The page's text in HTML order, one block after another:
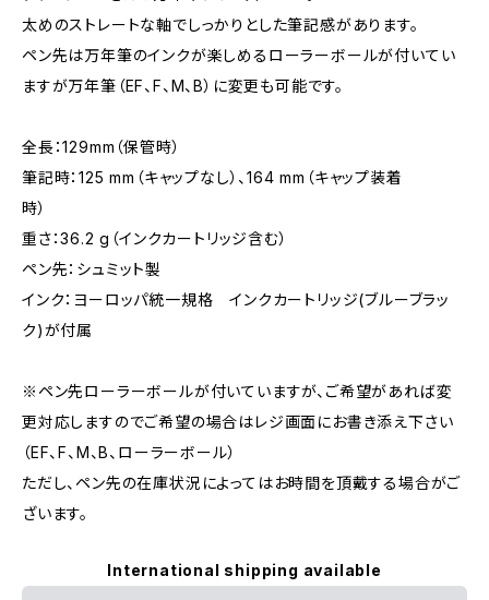
太めのストレートな軸でしっかりとした筆記感があります。
ペン先は万年筆のインクが楽しめるローラーボールが付いてい
ますが万年筆（EF、F、M、B）に変更も可能です。
全長：129mm（保管時）
筆記時：125 mm（キャップなし）、164 mm（キャップ装着
時）
重さ：36.2 g（インクカートリッジ含む）
ペン先：シュミット製
インク：ヨーロッパ統一規格 インクカートリッジ(ブルーブラッ
ク)が付属
※ペン先ローラーボールが付いていますが、ご希望があれば変
更対応しますのでご希望の場合はレジ画面にお書き添え下さい
（EF、F、M、B、ローラーボール）
ただし、ペン先の在庫状況によってはお時間を頂戴する場合がご
ざいます。
International shipping available